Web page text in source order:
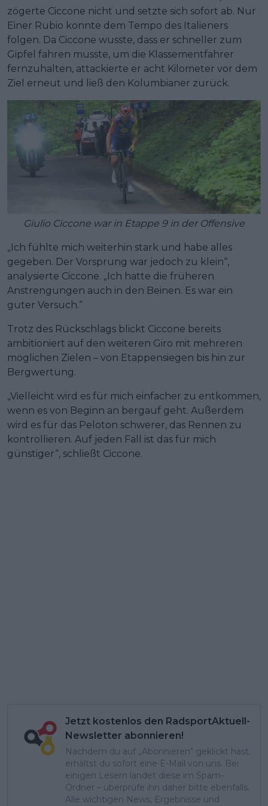
zögerte Ciccone nicht und setzte sich sofort ab. Nur
Einer Rubio konnte dem Tempo des Italieners
folgen. Da Ciccone wusste, dass er schneller zum
Gipfel fahren musste, um die Klassementfahrer
fernzuhalten, attackierte er acht Kilometer vor dem
Ziel erneut und ließ den Kolumbianer zurück.
Giulio Ciccone war in Etappe 9 in der Offensive
„Ich fühlte mich weiterhin stark und habe alles
gegeben. Der Vorsprung war jedoch zu klein“,
analysierte Ciccone. „Ich hatte die früheren
Anstrengungen auch in den Beinen. Es war ein
guter Versuch.“
Trotz des Rückschlags blickt Ciccone bereits
ambitioniert auf den weiteren Giro mit mehreren
möglichen Zielen – von Etappensiegen bis hin zur
Bergwertung.
„Vielleicht wird es für mich einfacher zu entkommen,
wenn es von Beginn an bergauf geht. Außerdem
wird es für das Peloton schwerer, das Rennen zu
kontrollieren. Auf jeden Fall ist das für mich
günstiger“, schließt Ciccone.
Jetzt kostenlos den RadsportAktuell-
Newsletter abonnieren!
Nachdem du auf „Abonnieren“ geklickt hast,
erhältst du sofort eine E-Mail von uns. Bei
einigen Lesern landet diese im Spam-
Ordner – überprüfe ihn daher bitte ebenfalls.
Alle wichtigen News, Ergebnisse und